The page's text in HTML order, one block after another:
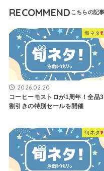
RECOMMEND
旬ネタ
2026.02.20
コーヒーモストロが1周年！全品3
割引きの特別セールを開催
旬ネタ